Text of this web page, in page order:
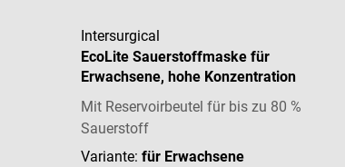
Intersurgical
EcoLite Sauerstoffmaske für
Erwachsene, hohe Konzentration
Mit Reservoirbeutel für bis zu 80 %
Sauerstoff
Variante:für Erwachsene